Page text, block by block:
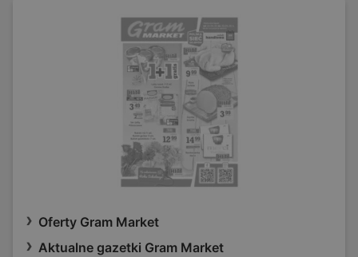
Oferty Gram Market
Aktualne gazetki Gram Market